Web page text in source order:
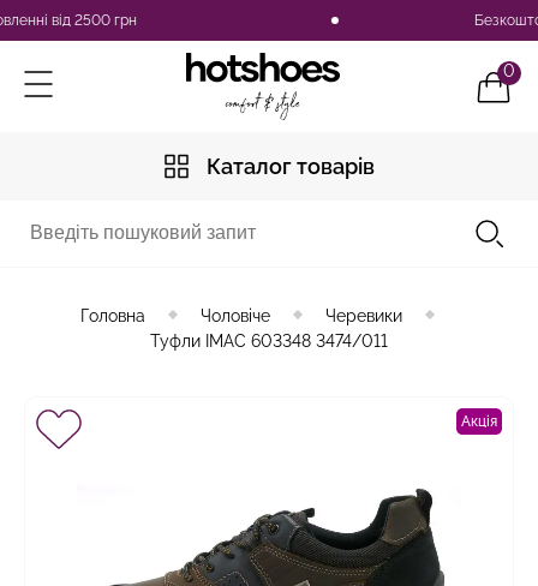
від 2500 грн
0
Каталог товарів
Головна Чоловіче
Черевики
Туфли IMAC 603348 3474/011
Акція